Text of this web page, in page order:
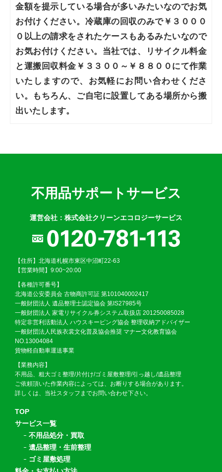
金額を提示している場合が多いみたいなのでお気
お付けください。冷蔵庫の回収のみで￥３０００
０以上の請求をされたケースもあるみたいなので
お気お付けください。当社では、リサイクル料金
と運搬回収料金￥３３００～￥８８００にて作業
いたしますので、お気軽にお問い合わせくださ
い。もちろん、ご自宅に設置してある場所から搬
出いたします。
不用品サポートサービス
運営会社：株式会社クリーンエコロジーサービス
【住所】北海道札幌市東区中沼町22-63
【営業時間】9:00~20:00
【各種許可番号】
北海道公安委員会 古物商許可証 第101040002417
一般財団法人 遺品整理士認定協会 第IS27985号
一般財団法人 家電リサイクル券システム取扱店 201250085028
特定非営利活動法人 ハウスキーピング協会 整理収納アドバイザー
一般財団法人民族衣裳文化普及協会推奨 マナー文化教育協会
NO.13004084
貨物軽自動車運送事業
【業務内容】
不用品、粗大ゴミ整理/片付け/ゴミ屋敷整理/引っ越し/遺品整理
ご依頼頂いた作業内容によっては、お断りする場合があります。
詳しくは、当社スタッフまでお問い合わせ下さい。
TOP
サービス一覧
不用品処分・買取
遺品整理・生前整理
ゴミ屋敷処理